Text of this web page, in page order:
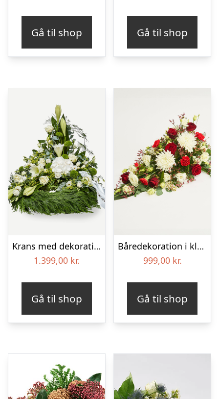
Gå til shop Gå til shop
Krans med dekoration i klassisk stil og bånd creme
1.399,00 kr.
Gå til shop
Båredekoration i klassisk stil – rød og hvid
999,00 kr.
Gå til shop